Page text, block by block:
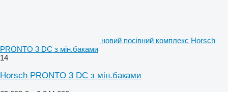
новий посівний комплекс Horsch
PRONTO 3 DC з мін.баками
14
Horsch PRONTO 3 DC з мін.баками